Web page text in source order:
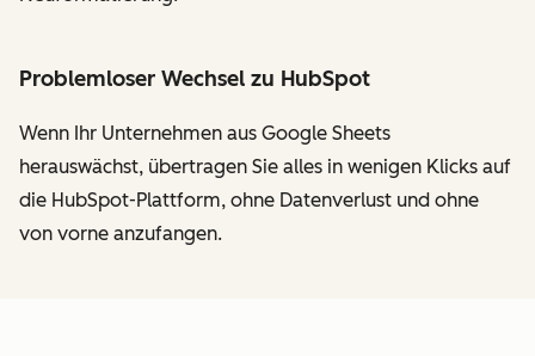
Problemloser Wechsel zu HubSpot
Wenn Ihr Unternehmen aus Google Sheets
herauswächst, übertragen Sie alles in wenigen Klicks auf
die HubSpot-Plattform, ohne Datenverlust und ohne
von vorne anzufangen.